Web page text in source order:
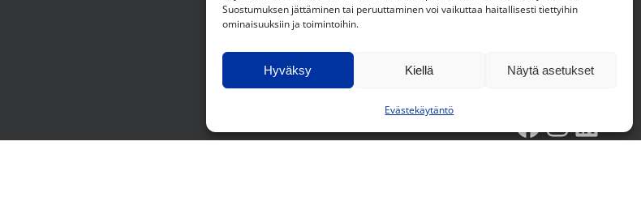
Suostumuksen jättäminen tai peruuttaminen voi vaikuttaa haitallisesti tiettyihin
ominaisuuksiin ja toimintoihin.
Hyväksy Kiellä Näytä asetukset
Evästekäytäntö
Supplier Code of Conduct »
Facebook InstagramLinkedIn